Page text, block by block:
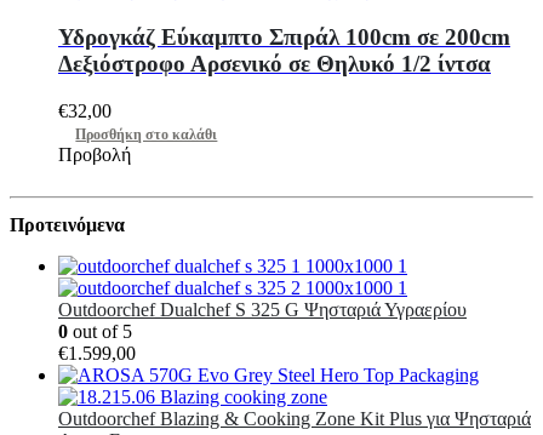
Υδρογκάζ Εύκαμπτο Σπιράλ 100cm σε 200cm
Δεξιόστροφο Αρσενικό σε Θηλυκό 1/2 ίντσα
€32,00
Προσθήκη στο καλάθι
Προβολή
Προτεινόμενα
Outdoorchef Dualchef S 325 G Ψησταριά Υγραερίου
0 out of 5
€1.599,00
Outdoorchef Blazing & Cooking Zone Kit Plus για Ψησταριά